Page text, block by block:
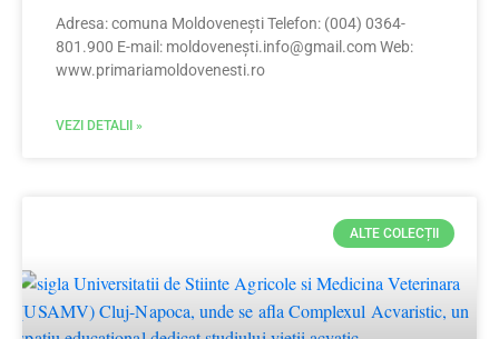
Adresa: comuna Moldovenești Telefon: (004) 0364-
801.900 E-mail: moldovenești.info@gmail.comWeb:
www.primariamoldovenesti.ro
VEZI DETALII »
ALTE COLECȚII